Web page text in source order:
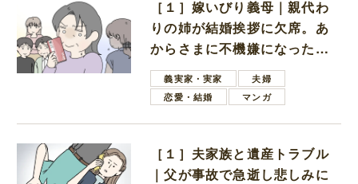
［１］嫁いびり義母｜親代わ
りの姉が結婚挨拶に欠席。あ
からさまに不機嫌になった義
母義実家・実家
夫婦
恋愛・結婚
マンガ
［１］夫家族と遺産トラブル
｜父が事故で急逝し悲しみに